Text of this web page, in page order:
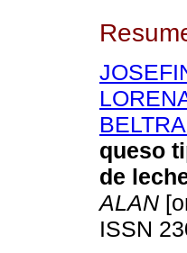
queso
de
ALAN
ISSN